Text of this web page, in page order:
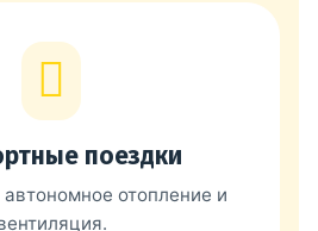
поездки
отопление и